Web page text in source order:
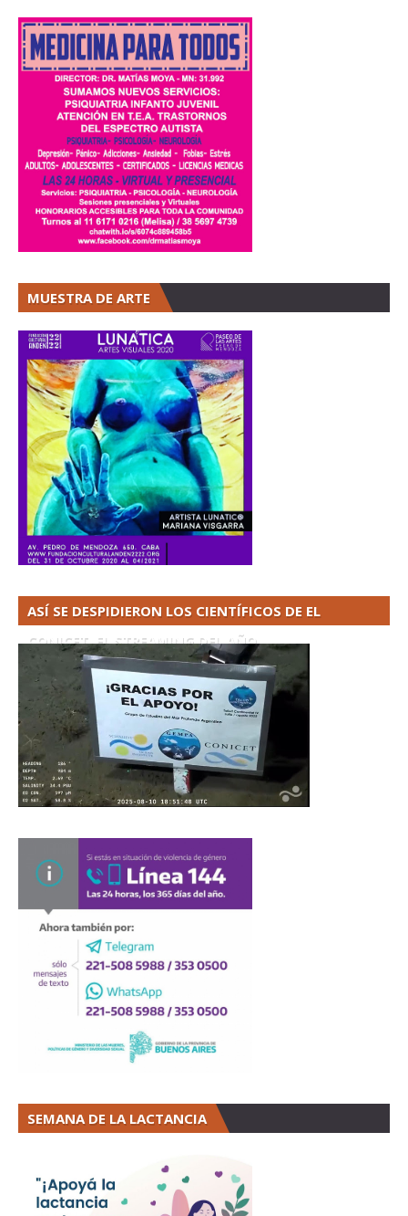
MUESTRA DE ARTE
ASÍ SE DESPIDIERON LOS CIENTÍFICOS DE EL
CONICET. EL STREAMING DEL AÑO
SEMANA DE LA LACTANCIA